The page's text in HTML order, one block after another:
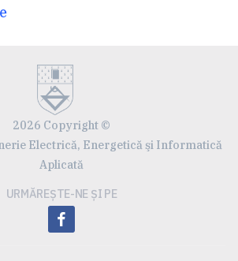
2026 Copyright ©
Electrică, Energetică şi Informatică
Aplicată
URMĂREȘTE-NE ȘI PE
facebook